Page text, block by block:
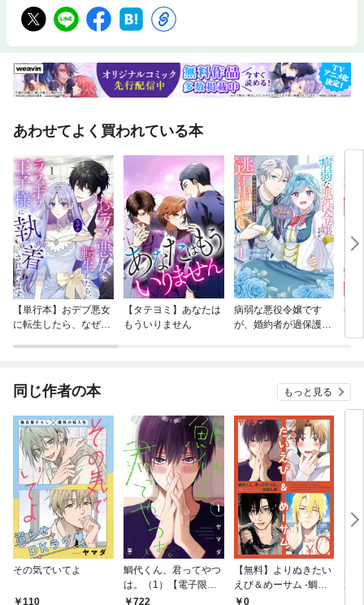
あわせてよく買われている本
【単行本】おデブ悪女
に転生したら、なぜか
【タテヨミ】あなたは
もういりません
病弱な悪役令嬢です
が、婚約者が過保護す
公
同じ作者の本 もっと見る
その気でいてよ
110
鯛代くん、君ってやつ
は。（1）【電子限定
おまけ付】
722
【無料】よりぬきたい
えび＆めーサム -鯛代
くん、君ってやつは。
0